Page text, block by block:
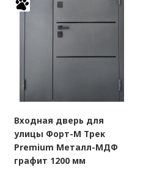
Входная дверь для
улицы Форт-М Трек
Premium Металл-МДФ
графит 1200 мм